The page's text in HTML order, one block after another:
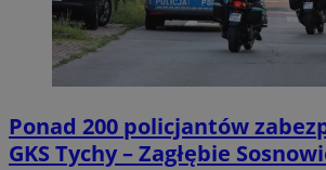
Ponad 200 policjantów
GKS Tychy – Zagłębie